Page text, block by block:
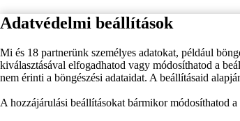
Adatvédelmi beállítások
Mi és 18 partnerünk személyes adatokat, például
kiválasztásával elfogadhatod vagy módosíthatod a
nem érinti a böngészési adataidat. A beállításaid
A hozzájárulási beállításokat bármikor módosíthatod